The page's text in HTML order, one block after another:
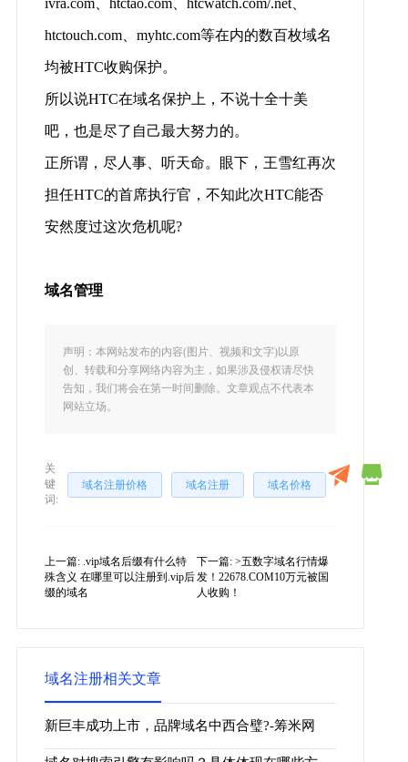
ivra.com、htctao.com、htcwatch.com/.net、
htctouch.com、myhtc.com等在内的数百枚域名
均被HTC收购保护。
所以说HTC在域名保护上，不说十全十美
吧，也是尽了自己最大努力的。
正所谓，尽人事、听天命。眼下，王雪红再次
担任HTC的首席执行官，不知此次HTC能否
安然度过这次危机呢?
域名管理
声明：本网站发布的内容(图片、视频和文字)以原
创、转载和分享网络内容为主，如果涉及侵权请尽快
告知，我们将会在第一时间删除。文章观点不代表本
网站立场。
关
键
词:
域名注册价格 域名注册 域名价格
上一篇: .vip域名后缀有什么特
殊含义 在哪里可以注册到.vip后
缀的域名
下一篇:>五数字域名行情爆
发！22678.COM10万元被国
人收购！
域名注册相关文章
新巨丰成功上市，品牌域名中西合璧?-筹米网